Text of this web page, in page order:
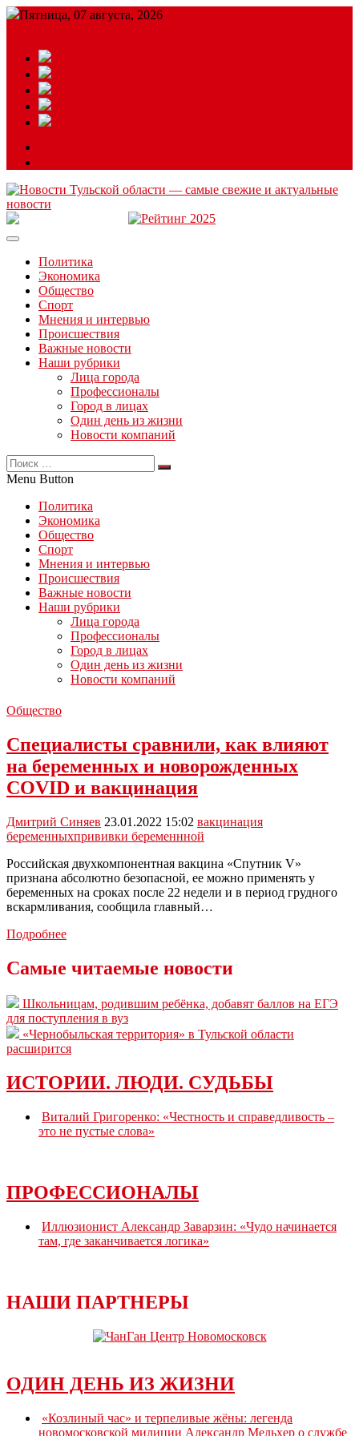
Пятница, 07 августа, 2026
Читайте последние новости дня в Тульской области на сайте
Политика
Экономика
Общество
Спорт
Мнения и интервью
Происшествия
Важные новости
Наши рубрики
Лица города
Профессионалы
Город в лицах
Один день из жизни
Новости компаний
Menu Button
Политика
Экономика
Общество
Спорт
Мнения и интервью
Происшествия
Важные новости
Наши рубрики
Лица города
Профессионалы
Город в лицах
Один день из жизни
Новости компаний
Общество
Специалисты сравнили, как влияют
на беременных и новорожденных
COVID и вакцинация
Дмитрий Синяев 23.01.2022 15:02 вакцинация
беременныхпрививки беременнной
Российская двухкомпонентная вакцина «Спутник V»
признана абсолютно безопасной, ее можно применять у
беременных на сроках после 22 недели и в период грудного
вскармливания, сообщила главный…
ПодробнееСпециалисты
влияют
беременных
и
новорожденных
COVID
вакцинация
Самые читаемые новости
Школьницам, родившим ребёнка, добавят баллов на ЕГЭ
для поступления в вуз
«Чернобыльская территория» в Тульской области
расширится
ИСТОРИИ. ЛЮДИ. СУДЬБЫ
Виталий Григоренко: «Честность и справедливость –
это не пустые слова»
ПРОФЕССИОНАЛЫ
Иллюзионист Александр Заварзин: «Чудо начинается
там, где заканчивается логика»
НАШИ ПАРТНЕРЫ
ОДИН ДЕНЬ ИЗ ЖИЗНИ
«Козлиный час» и терпеливые жёны: легенда
новомосковской милиции Александр Мельхер о службе